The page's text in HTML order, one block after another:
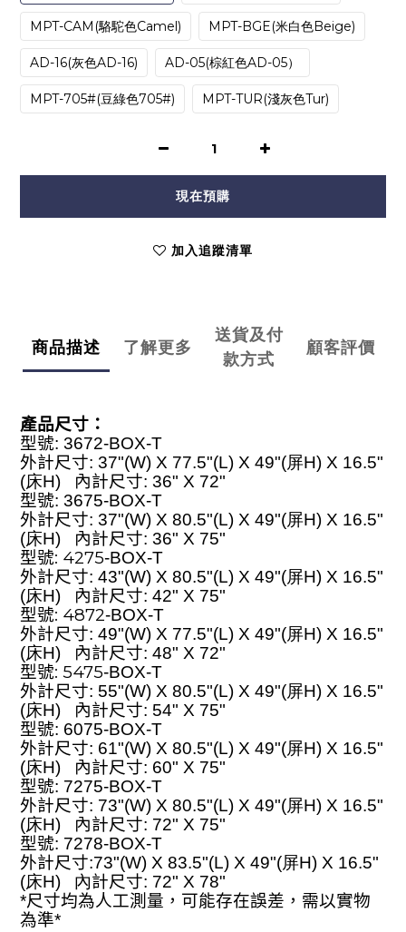
MPT-CAM(駱駝色Camel) MPT-BGE(米白色Beige)
AD-16(灰色AD-16) AD-05(棕紅色AD-05）
MPT-705#(豆綠色705#) MPT-TUR(淺灰色Tur)
現在預購
加入追蹤清單
商品描述 了解更多
送貨及付
款方式
顧客評價
產品尺寸 ：
型號: 3672-BOX-T
外計尺寸: 37"(W) X 77.5"(L) X 49"(屏H) X 16.5"
(床H) 內計尺寸: 36" X 72"
型號: 3675-BOX-T
外計尺寸: 37"(W) X 80.5"(L) X 49"(屏H) X 16.5"
(床H) 內計尺寸: 36" X 75"
型號: 4275-BOX-T
外計尺寸: 43"(W) X 80.5"(L) X 49"(屏H) X 16.5"
(床H) 內計尺寸: 42" X 75"
型號: 4872-BOX-T
外計尺寸: 49"(W) X 77.5"(L) X 49"(屏H) X 16.5"
(床H) 內計尺寸: 48" X 72"
型號: 5475-BOX-T
外計尺寸: 55"(W) X 80.5"(L) X 49"(屏H) X 16.5"
(床H) 內計尺寸: 54" X 75"
型號: 6075-BOX-T
外計尺寸: 61"(W) X 80.5"(L) X 49"(屏H) X 16.5"
(床H) 內計尺寸: 60" X 75"
型號: 7275-BOX-T
外計尺寸: 73"(W) X 80.5"(L) X 49"(屏H) X 16.5"
(床H) 內計尺寸: 72" X 75"
型號: 7278-BOX-T
外計尺寸:73"(W) X 83.5"(L) X 49"(屏H) X 16.5"
(床H) 內計尺寸: 72" X 78"
*尺寸均為人工測量，可能存在誤差，需以實物
為準*